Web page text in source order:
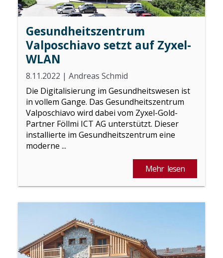
Gesundheitszentrum
Valposchiavo setzt auf Zyxel-
WLAN
8.11.2022 | Andreas Schmid
Die Digitalisierung im Gesundheitswesen ist
in vollem Gange. Das Gesundheitszentrum
Valposchiavo wird dabei vom Zyxel-Gold-
Partner Föllmi ICT AG unterstützt. Dieser
installierte im Gesundheitszentrum eine
moderne ...
Mehr lesen